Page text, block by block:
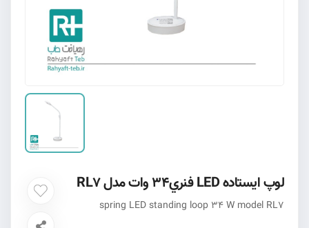
لوپ ايستاده LED فنري34 وات مدل RL7
spring LED standing loop 34 W model RL7